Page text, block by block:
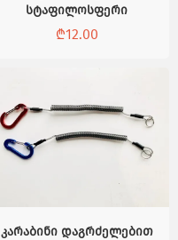
სტაფილოსფერი
₾12.00
კარაბინი დაგრძელებით